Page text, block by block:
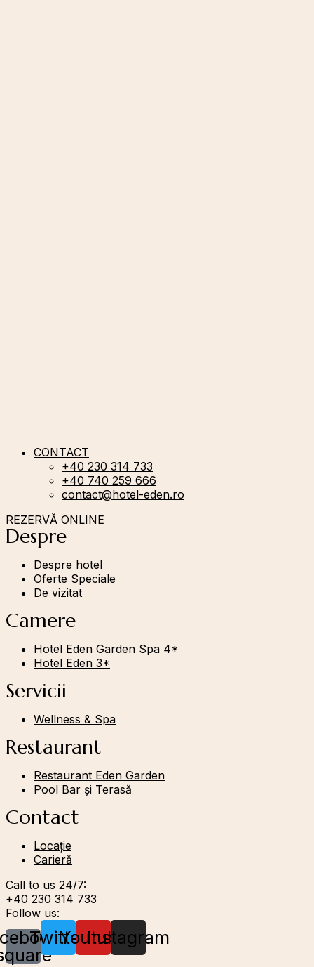
CONTACT
+40 230 314 733
+40 740 259 666
contact@hotel-eden.ro
REZERVĂ ONLINE
Despre
Despre hotel
Oferte Speciale
De vizitat
Camere
Hotel Eden Garden Spa 4*
Hotel Eden 3*
Servicii
Wellness & Spa
Restaurant
Restaurant Eden Garden
Pool Bar și Terasă
Contact
Locație
Carieră
Call to us 24/7:
+40 230 314 733
Follow us:
TwitterYoutube
Instagram